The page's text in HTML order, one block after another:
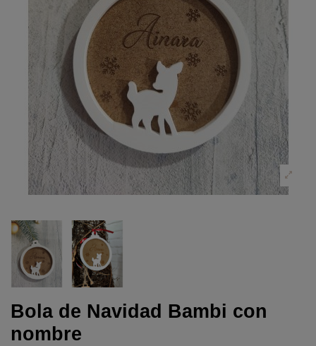
Bola de Navidad Bambi con
nombre